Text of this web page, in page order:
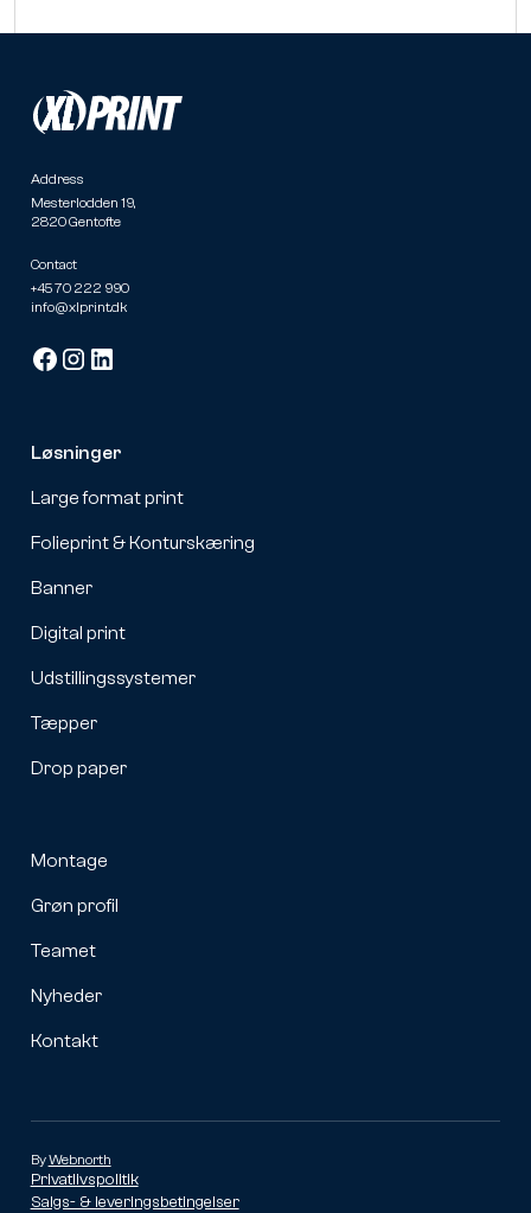
Address
Mesterlodden 19,
2820 Gentofte
Contact
+45 70 222 990
info@xlprint.dk
Løsninger
Large format print
Folieprint & Konturskæring
Banner
Digital print
Udstillingssystemer
Tæpper
Drop paper
Montage
Grøn profil
Teamet
Nyheder
Kontakt
ByWebnorth
Privatlivspolitik
Salgs- & leveringsbetingelser